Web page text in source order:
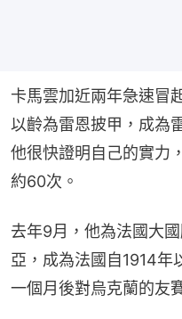
卡馬雲加近兩年急速冒
以齡為雷恩披甲，成為
他很快證明自己的實力
約60次。
去年9月，他為法國大
亞，成為法國自1914年
一個月後對烏克蘭的友